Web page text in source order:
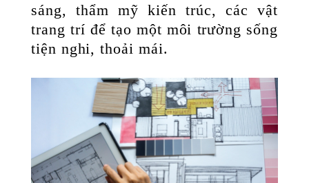
sáng, thẩm mỹ kiến trúc, các vật
trang trí để tạo một môi trường sống
tiện nghi, thoải mái.